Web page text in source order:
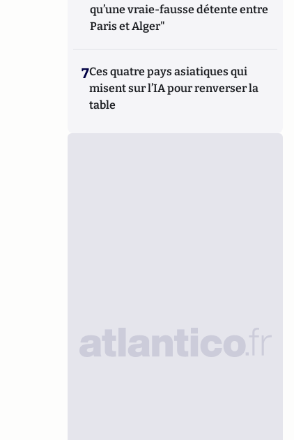
qu’une vraie-fausse détente entre
Paris et Alger"
7Ces quatre pays asiatiques qui
misent sur l’IA pour renverser la
table